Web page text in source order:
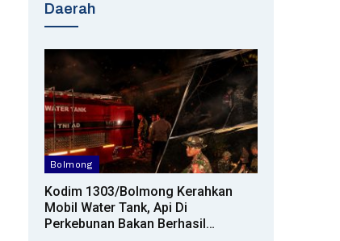
Daerah
Bolmong
Kodim 1303/Bolmong Kerahkan
Mobil Water Tank, Api Di
Perkebunan Bakan Berhasil…